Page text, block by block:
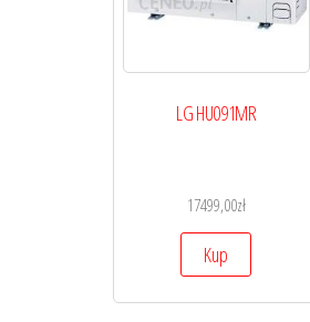
LG HU091MR
17499,00zł
Kup